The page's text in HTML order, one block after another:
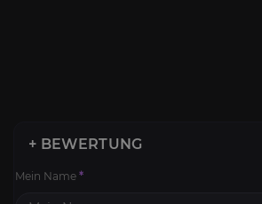
+ BEWERTUNG
Mein Name *